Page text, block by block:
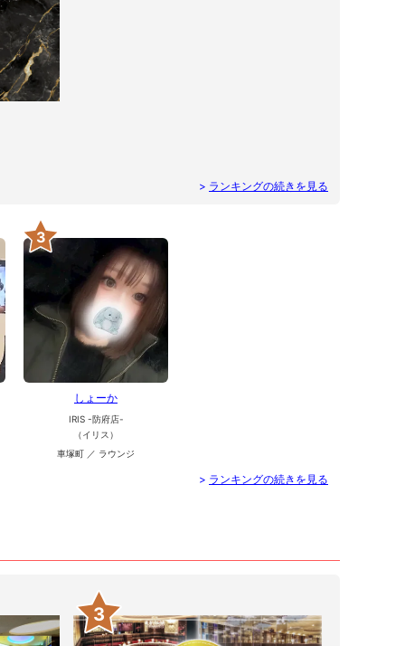
> ランキングの続きを見る
3
しょーか
IRIS -防府店-
（イリス）
車塚町 ／ ラウンジ
> ランキングの続きを見る
3